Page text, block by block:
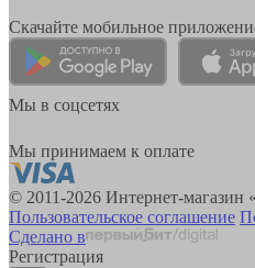
Скачайте мобильное
Мы в соцсетях
Мы принимаем к оплате
© 2011-2026 Интернет-
Пользовательское соглашение
Сделано в
Регистрация